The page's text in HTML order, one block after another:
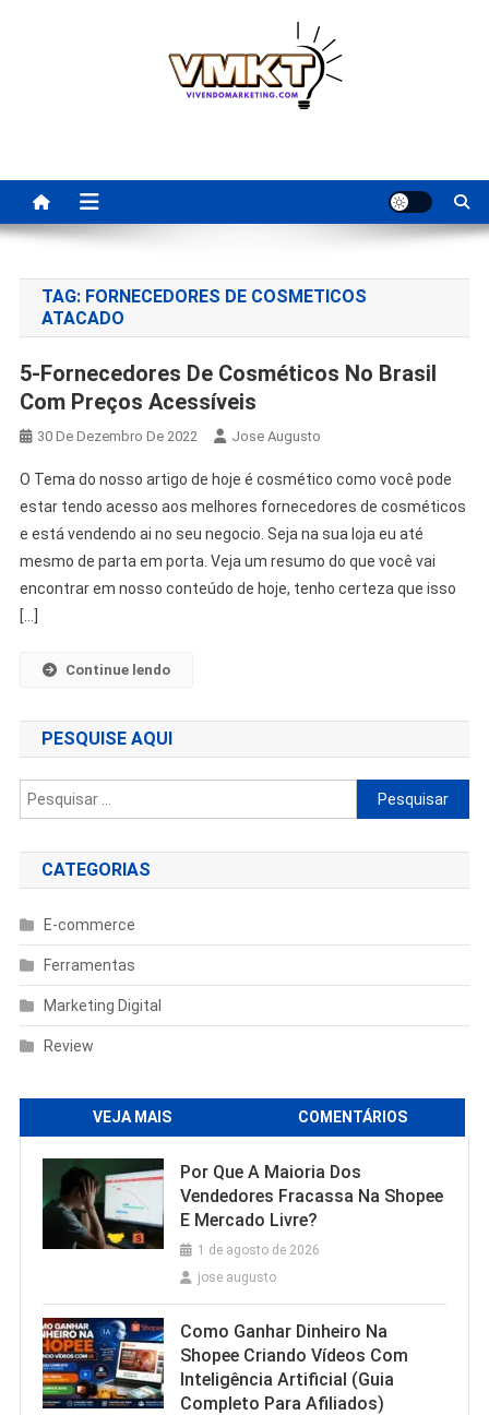
Para Revenda | Vivendo
Marketing
TAG: FORNECEDORES DE COSMETICOS
ATACADO
5-Fornecedores De Cosméticos No Brasil
Com Preços Acessíveis
30 De Dezembro De 2022 Jose Augusto
O Tema do nosso artigo de hoje é cosmético como você pode
estar tendo acesso aos melhores fornecedores de cosméticos
e está vendendo ai no seu negocio. Seja na sua loja eu até
mesmo de parta em porta. Veja um resumo do que você vai
encontrar em nosso conteúdo de hoje, tenho certeza que isso
[…]
Continue lendo
PESQUISE AQUI
Pesquisar
por:
CATEGORIAS
E-commerce
Ferramentas
Marketing Digital
Review
VEJA MAIS COMENTÁRIOS
Por Que A Maioria Dos
Vendedores Fracassa Na Shopee
E Mercado Livre?
1 de agosto de 2026
jose augusto
Como Ganhar Dinheiro Na
Shopee Criando Vídeos Com
Inteligência Artificial (Guia
Completo Para Afiliados)